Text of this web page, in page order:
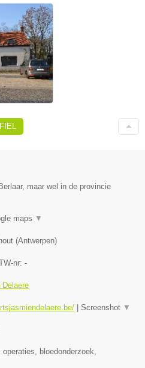
maar wel in de provincie
maps ▼
(Antwerpen)
nr: -
Delaere
| Screenshot ▼
bloedonderzoek,